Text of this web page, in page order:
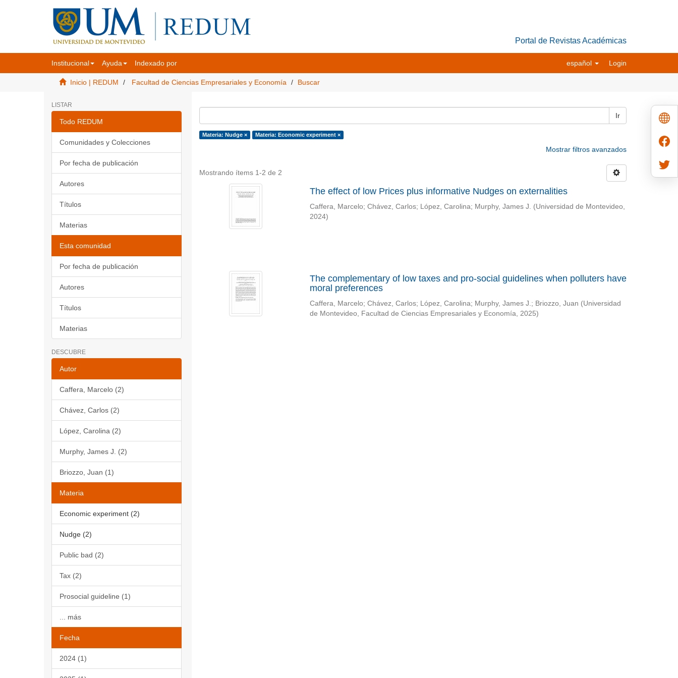
Portal de Revistas Académicas
Institucional Ayuda Indexado por español Login
Inicio | REDUM Facultad de Ciencias Empresariales y Economía Buscar
LISTAR
Todo REDUM
Comunidades y Colecciones
Por fecha de publicación
Autores
Títulos
Materias
Esta comunidad
Por fecha de publicación
Autores
Títulos
Materias
DESCUBRE
Autor
Caffera, Marcelo (2)
Chávez, Carlos (2)
López, Carolina (2)
Murphy, James J. (2)
Briozzo, Juan (1)
Materia
Economic experiment (2)
Nudge (2)
Public bad (2)
Tax (2)
Prosocial guideline (1)
... más
Fecha
2024 (1)
Ir
Materia: Nudge × Materia: Economic experiment ×
Mostrar filtros avanzados
Mostrando ítems 1-2 de 2
The effect of low Prices plus informative Nudges on externalities
Caffera, Marcelo; Chávez, Carlos; López, Carolina; Murphy, James J. (Universidad de Montevideo,
2024)
The complementary of low taxes and pro-social guidelines when polluters have
moral preferences
Caffera, Marcelo; Chávez, Carlos; López, Carolina; Murphy, James J.; Briozzo, Juan (Universidad
de Montevideo, Facultad de Ciencias Empresariales y Economía, 2025)